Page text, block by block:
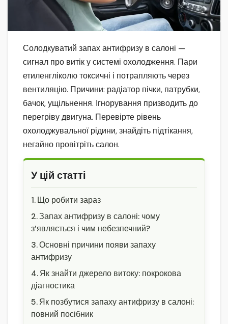
Солодкуватий запах антифризу в салоні —
сигнал про витік у системі охолодження. Пари
етиленгліколю токсичні і потрапляють через
вентиляцію. Причини: радіатор пічки, патрубки,
бачок, ущільнення. Ігнорування призводить до
перегріву двигуна. Перевірте рівень
охолоджувальної рідини, знайдіть підтікання,
негайно провітріть салон.
У цій статті
Що робити зараз
Запах антифризу в салоні: чому
з’являється і чим небезпечний?
Основні причини появи запаху
антифризу
Як знайти джерело витоку: покрокова
діагностика
Як позбутися запаху антифризу в салоні:
повний посібник